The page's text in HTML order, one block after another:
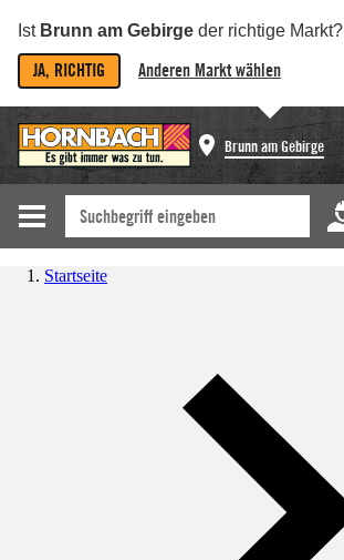
Ist Brunn am Gebirge der richtige Markt?
JA, RICHTIG Anderen Markt wählen
Brunn am Gebirge
Startseite